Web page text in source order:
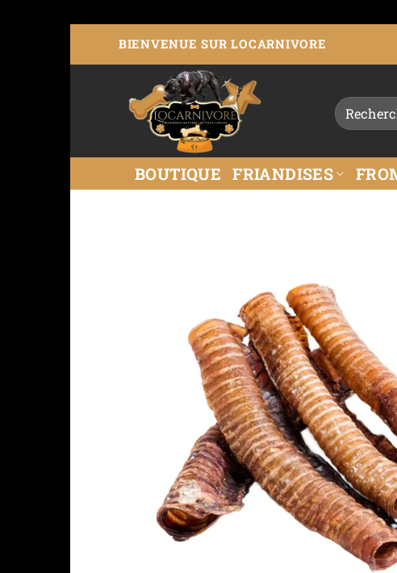
BIENVENUE SUR LOCARNIVORE
BOUTIQUE FRIANDISES